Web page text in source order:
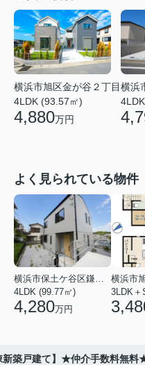
横浜市旭区金が谷２丁目
4LDK (93.57㎡)
4,880万円
横浜
よく見られている物件
4LDK (99.77㎡)
4,280万円
築戸建て】★仲介手数料無料